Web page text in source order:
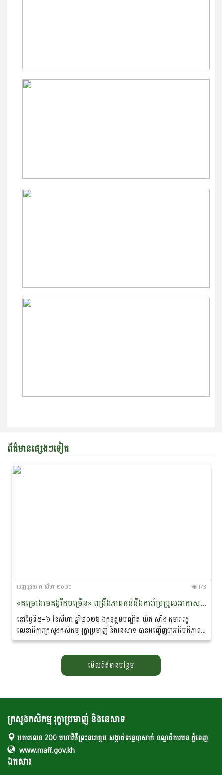
ព័ត៌មានផ្សេងៗទៀត
ចេញ​ផ្សាយ​ ៧ សីហា ២០២៦ 173
«គម្រោងមេគង្គរីកចម្រើន» ពង្រឹងភាពធន់នឹងការប្រែប្រួល​អាកាស​​ធាតុ និងលើកកម្ពស់ជីវភាពសហគមន៍ជនជាតិភាគតិច នៅខេត្តរតនគិរី និងមណ្ឌលគិរី
នៅថ្ងៃទី៥–៦ ខែសីហា ឆ្នាំ២០២៦ ឯកឧត្ដមបណ្ឌិត យ៉ង សាំង កុមារ រដ្ឋ
លេខាធិការក្រសួងកសិកម្ម រុក្ខាប្រមាញ់ និងនេសាទ បាន​អញ្ជើញជាអធិបតីភាពដ៏
ខ្ពង់ខ្ពស់ក្នុង «សិក្ខាសាលាឆ្លុះ​បញ្ចាំង​ការ​សហការគ្នារវាងមន្ត្រីកសិកម្មឃុំ...
មើលព័ត៌មានបន្ថែម
ក្រសួងកសិកម្ម រុក្ខាប្រមាញ់ និងនេសាទ
អគារលេខ 200 មហាវិថីព្រះនរោត្តម សង្កាត់ទន្លេបាសាក់ ខណ្ឌចំការមន ភ្នំពេញ
www.maff.gov.kh
ឯកសារ